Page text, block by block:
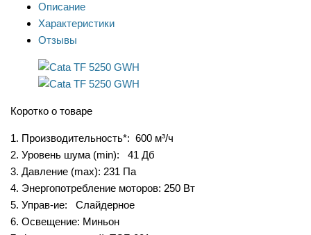
Описание
Характеристики
Отзывы
Коротко о товаре
1. Производительность*: 600 м³/ч
2. Уровень шума (min): 41 Дб
3. Давление (max): 231 Па
4. Энергопотребление моторов: 250 Вт
5. Управ-ие: Слайдерное
6. Освещение: Миньон